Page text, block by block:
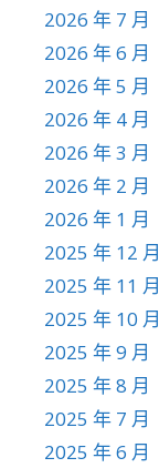
2026 年 7 月
2026 年 6 月
2026 年 5 月
2026 年 4 月
2026 年 3 月
2026 年 2 月
2026 年 1 月
2025 年 12 月
2025 年 11 月
2025 年 10 月
2025 年 9 月
2025 年 8 月
2025 年 7 月
2025 年 6 月